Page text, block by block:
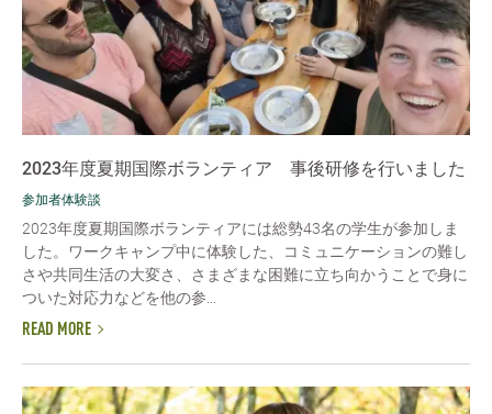
2023年度夏期国際ボランティア 事後研修を行いました
参加者体験談
2023年度夏期国際ボランティアには総勢43名の学生が参加しま
した。ワークキャンプ中に体験した、コミュニケーションの難し
さや共同生活の大変さ、さまざまな困難に立ち向かうことで身に
ついた対応力などを他の参...
READ MORE